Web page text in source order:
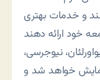
و خدمات بهتری
نیوجرسی،
خواهد شد و